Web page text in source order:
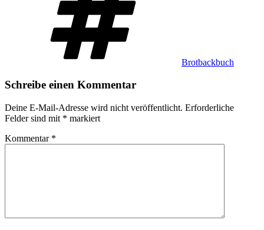
Brotbackbuch
Schreibe einen Kommentar
Deine E-Mail-Adresse wird nicht veröffentlicht. Erforderliche
Felder sind mit * markiert
Kommentar *